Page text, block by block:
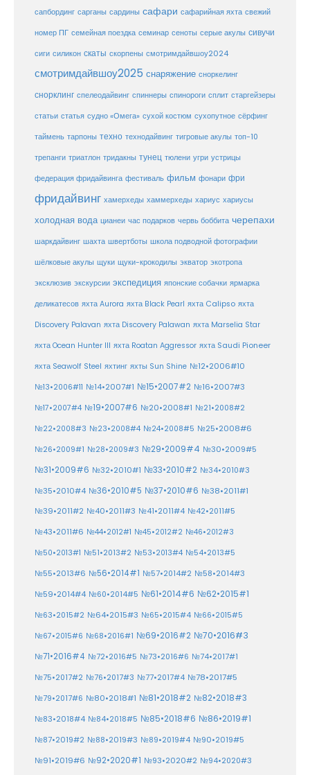
сапбординг сарганы сардины сафари сафарийная яхта свежий
номер ПГ семейная поездка семинар сеноты серые акулы сивучи
сиги силикон скаты скорпены смотримдайвшоу2024
смотримдайвшоу2025 снаряжение сноркелинг
снорклинг спелеодайвинг спиннеры спинороги сплит старгейзеры
статьи статья судно «Омега» сухой костюм сухопутное сёрфинг
таймень тарпоны техно технодайвинг тигровые акулы топ-10
трепанги триатлон тридакны тунец тюлени угри устрицы
федерация фридайвинга фестиваль фильм фонари фри
фридайвинг хамерхеды хаммерхеды хариус хариусы
холодная вода цианеи час подарков червь боббита черепахи
шаркдайвинг шахта швертботы школа подводной фотографии
шёлковые акулы щуки щуки-крокодилы экватор экотропа
эксклюзив экскурсии экспедиция японские собачки ярмарка
деликатесов яхта Aurora яхта Black Pearl яхта Calipso яхта
Discovery Palavan яхта Discovery Palawan яхта Marselia Star
яхта Ocean Hunter III яхта Roatan Aggressor яхта Saudi Pioneer
яхта Seawolf Steel яхтинг яхты Sun Shine №12•2006#10
№13•2006#11 №14•2007#1 №15•2007#2 №16•2007#3
№17•2007#4 №19•2007#6 №20•2008#1 №21•2008#2
№22•2008#3 №23•2008#4 №24•2008#5 №25•2008#6
№26•2009#1 №28•2009#3 №29•2009#4 №30•2009#5
№31•2009#6 №32•2010#1 №33•2010#2 №34•2010#3
№35•2010#4 №36•2010#5 №37•2010#6 №38•2011#1
№39•2011#2 №40•2011#3 №41•2011#4 №42•2011#5
№43•2011#6 №44•2012#1 №45•2012#2 №46•2012#3
№50•2013#1 №51•2013#2 №53•2013#4 №54•2013#5
№55•2013#6 №56•2014#1 №57•2014#2 №58•2014#3
№59•2014#4 №60•2014#5 №61•2014#6 №62•2015#1
№63•2015#2 №64•2015#3 №65•2015#4 №66•2015#5
№67•2015#6 №68•2016#1 №69•2016#2 №70•2016#3
№71•2016#4 №72•2016#5 №73•2016#6 №74•2017#1
№75•2017#2 №76•2017#3 №77•2017#4 №78•2017#5
№79•2017#6 №80•2018#1 №81•2018#2 №82•2018#3
№83•2018#4 №84•2018#5 №85•2018#6 №86•2019#1
№87•2019#2 №88•2019#3 №89•2019#4 №90•2019#5
№91•2019#6 №92•2020#1 №93•2020#2 №94•2020#3